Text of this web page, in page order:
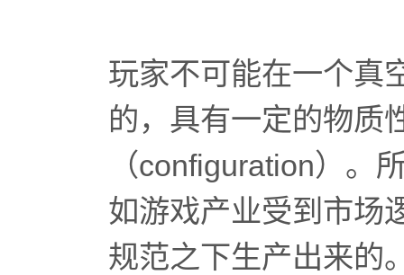
玩家不可能在一个真
的，具有一定的物质
（configuration）。
如游戏产业受到市场
规范之下生产出来的